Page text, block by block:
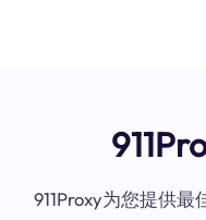
911Proxy为您提供